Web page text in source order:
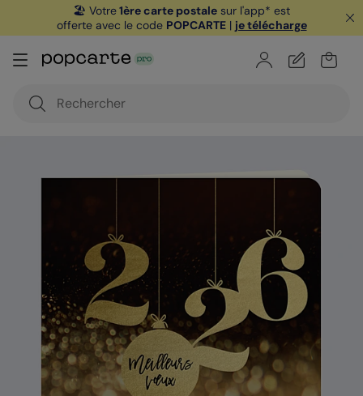
🏖️ Votre1ère carte postale sur l'app* est
offerte avec le code POPCARTE| je télécharge